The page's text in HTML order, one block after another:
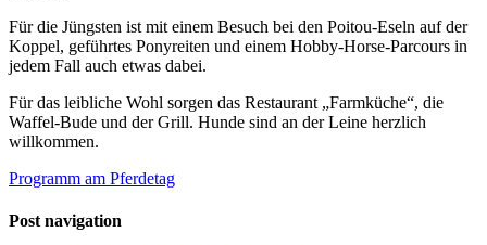
Für die Jüngsten ist mit einem Besuch bei den Poitou-Eseln auf der
Koppel, geführtes Ponyreiten und einem Hobby-Horse-Parcours in
jedem Fall auch etwas dabei.
Für das leibliche Wohl sorgen das Restaurant „Farmküche“, die
Waffel-Bude und der Grill. Hunde sind an der Leine herzlich
willkommen.
Programm am Pferdetag
Post navigation